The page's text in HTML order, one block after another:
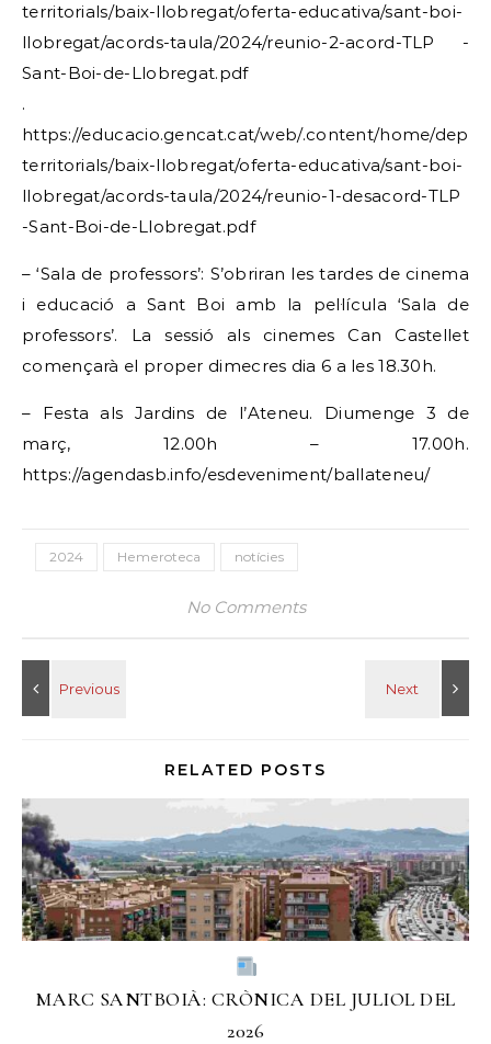
territorials/baix-llobregat/oferta-educativa/sant-boi-
llobregat/acords-taula/2024/reunio-2-acord-TLP -
Sant-Boi-de-Llobregat.pdf
.
https://educacio.gencat.cat/web/.content/home/
territorials/baix-llobregat/oferta-educativa/sant-boi-
llobregat/acords-taula/2024/reunio-1-desacord-TLP
-Sant-Boi-de-Llobregat.pdf
– ‘Sala de professors’: S’obriran les tardes de cinema
i educació a Sant Boi amb la pel·lícula ‘Sala de
professors’. La sessió als cinemes Can Castellet
començarà el proper dimecres dia 6 a les 18.30h.
– Festa als Jardins de l’Ateneu. Diumenge 3 de
març, 12.00h – 17.00h.
https://agendasb.info/esdeveniment/ballateneu/
2024 Hemeroteca notícies
No Comments
RELATED POSTS
MARC SANTBOIÀ: CRÒNICA DEL JULIOL DEL
2026